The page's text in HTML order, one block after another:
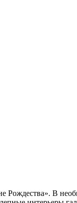
Рождества». В